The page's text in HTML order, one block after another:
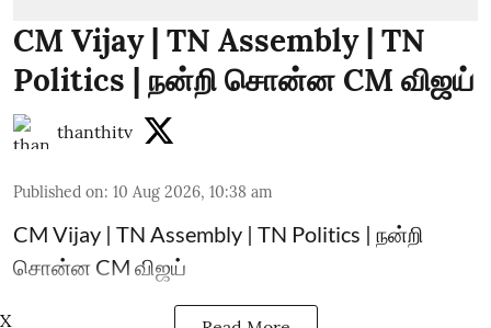
CM Vijay | TN Assembly | TN
Politics | நன்றி சொன்ன CM விஜய்
thanthitv
Published on: 10 Aug 2026, 10:38 am
CM Vijay | TN Assembly | TN Politics | நன்றி
சொன்ன CM விஜய்
X